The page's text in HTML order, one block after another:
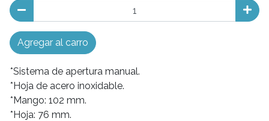
Agregar al carro
*Sistema de apertura manual.
*Hoja de acero inoxidable.
*Mango: 102 mm.
*Hoja: 76 mm.